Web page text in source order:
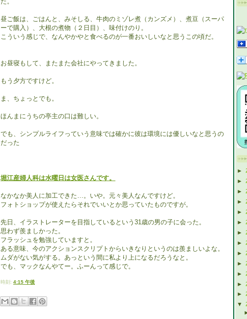
►
►
►
►
►
►
►
►
►
►
►
►
►
▼
昼ご飯は、ごはんと、みそしる、牛肉のミゾレ煮（カンズメ）、煮豆（スーパ
ーで購入）、大根の煮物（２日目）、味付けのり。
こういう感じで、なんやかやと食べるのが一番おいしいなと思うこの頃だ。
お昼寝もして、またまた会社にやってきました。
もう夕方ですけど。
ま、ちょっとでも。
ほんまにうちの亭主の口は難しい。
でも、シンプルライフっていう意味では確かに彼は環境には優しいなと思うの
だった
堀江産婦人科は水曜日は女医さんです。
なかなか美人に加工できた…。いや。元々美人なんですけど。
フォトショップが使えたらそれでいいとか思っていたものですが。
先日、イラストレーターを目指しているという31歳の男の子に会った。
思わず羨ましかった。
フラッシュを勉強していますと。
ある意味、今のアクションスクリプトからいきなりというのは羨ましいよな。
ムダがない気がする。あっという間に私より上になるだろうなと。
でも、マックなんやてー。ふーんって感じで。
時刻: 4:15 午後